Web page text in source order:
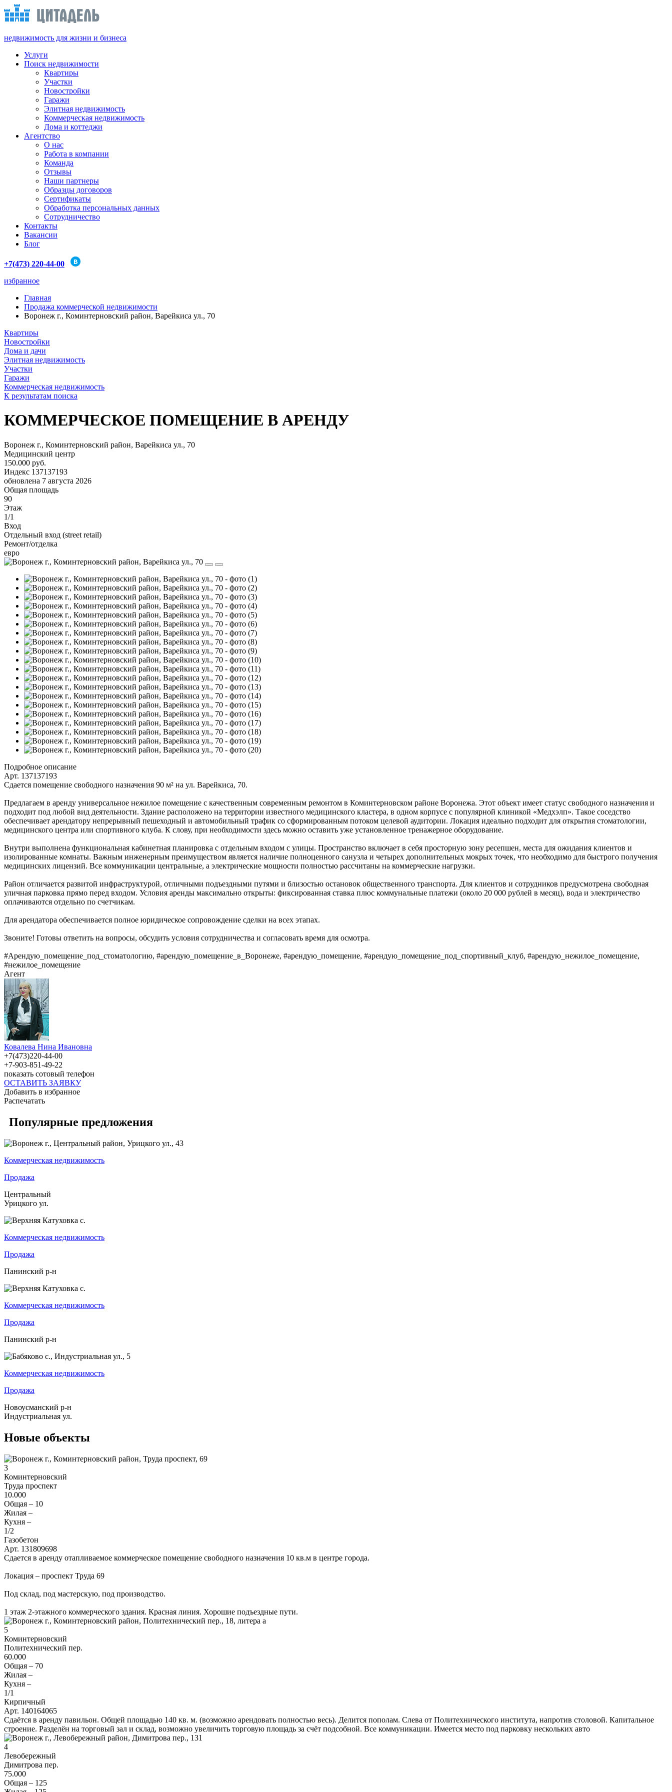
недвижимость для жизни и бизнеса
Услуги
Поиск недвижимости
Квартиры
Участки
Новостройки
Гаражи
Элитная недвижимость
Коммерческая недвижимость
Дома и коттеджи
Агентство
О нас
Работа в компании
Команда
Отзывы
Наши партнеры
Образцы договоров
Сертификаты
Обработка персональных данных
Сотрудничество
Контакты
Вакансии
Блог
+7(473) 220-44-00
избранное
Главная
Продажа коммерческой недвижимости
Воронеж г., Коминтерновский район, Варейкиса ул., 70
Квартиры
Новостройки
Дома и дачи
Элитная недвижимость
Участки
Гаражи
Коммерческая недвижимость
К результатам поиска
КОММЕРЧЕСКОЕ ПОМЕЩЕНИЕ В АРЕНДУ
Воронеж г., Коминтерновский район, Варейкиса ул., 70
Медицинский центр
150.000 руб.
Индекс 137137193
обновлена 7 августа 2026
Общая площадь
90
Этаж
1/1
Вход
Отдельный вход (street retail)
Ремонт/отделка
евро
Подробное описание
Арт. 137137193
Сдается помещение свободного назначения 90 м² на ул. Варейкиса, 70.
Предлагаем в аренду универсальное нежилое помещение с качественным современным ремонтом в Коминтерновском районе Воронежа. Этот объект имеет статус свободного назначения и
подходит под любой вид деятельности. Здание расположено на территории известного медицинского кластера, в одном корпусе с популярной клиникой «Медхэлп». Такое соседство
обеспечивает арендатору непрерывный пешеходный и автомобильный трафик со сформированным потоком целевой аудитории. Локация идеально подходит для открытия стоматологии,
медицинского центра или спортивного клуба. К слову, при необходимости здесь можно оставить уже установленное тренажерное оборудование.
Внутри выполнена функциональная кабинетная планировка с отдельным входом с улицы. Пространство включает в себя просторную зону ресепшен, места для ожидания клиентов и
изолированные комнаты. Важным инженерным преимуществом является наличие полноценного санузла и четырех дополнительных мокрых точек, что необходимо для быстрого получения
медицинских лицензий. Все коммуникации центральные, а электрические мощности полностью рассчитаны на коммерческие нагрузки.
Район отличается развитой инфраструктурой, отличными подъездными путями и близостью остановок общественного транспорта. Для клиентов и сотрудников предусмотрена свободная
уличная парковка прямо перед входом. Условия аренды максимально открыты: фиксированная ставка плюс коммунальные платежи (около 20 000 рублей в месяц), вода и электричество
оплачиваются отдельно по счетчикам.
Для арендатора обеспечивается полное юридическое сопровождение сделки на всех этапах.
Звоните! Готовы ответить на вопросы, обсудить условия сотрудничества и согласовать время для осмотра.
#Арендую_помещение_под_стоматологию, #арендую_помещение_в_Воронеже, #арендую_помещение, #арендую_помещение_под_спортивный_клуб, #арендую_нежилое_помещение,
#нежилое_помещение
Агент
Ковалева Нина Ивановна
+7(473)220-44-00
+7-903-851-49-22
показать сотовый телефон
ОСТАВИТЬ ЗАЯВКУ
Добавить в избранное
Распечатать
Популярные предложения
Коммерческая недвижимость
Продажа
Центральный
Урицкого ул.
Коммерческая недвижимость
Продажа
Панинский р-н
Коммерческая недвижимость
Продажа
Панинский р-н
Коммерческая недвижимость
Продажа
Новоусманский р-н
Индустриальная ул.
Новые объекты
3
Коминтерновский
Труда проспект
10.000
Общая – 10
Жилая –
Кухня –
1/2
Газобетон
Арт. 131809698
Сдается в аренду отапливаемое коммерческое помещение свободного назначения 10 кв.м в центре города.
Локация – проспект Труда 69
Под склад, под мастерскую, под производство.
1 этаж 2-этажного коммерческого здания. Красная линия. Хорошие подъездные пути.
5
Коминтерновский
Политехнический пер.
60.000
Общая – 70
Жилая –
Кухня –
1/1
Кирпичный
Арт. 140164065
Сдаётся в аренду павильон. Общей площадью 140 кв. м. (возможно арендовать полностью весь). Делится пополам. Слева от Политехнического института, напротив столовой. Капитальное
строение. Разделён на торговый зал и склад, возможно увеличить торговую площадь за счёт подсобной. Все коммуникации. Имеется место под парковку нескольких авто
4
Левобережный
Димитрова пер.
75.000
Общая – 125